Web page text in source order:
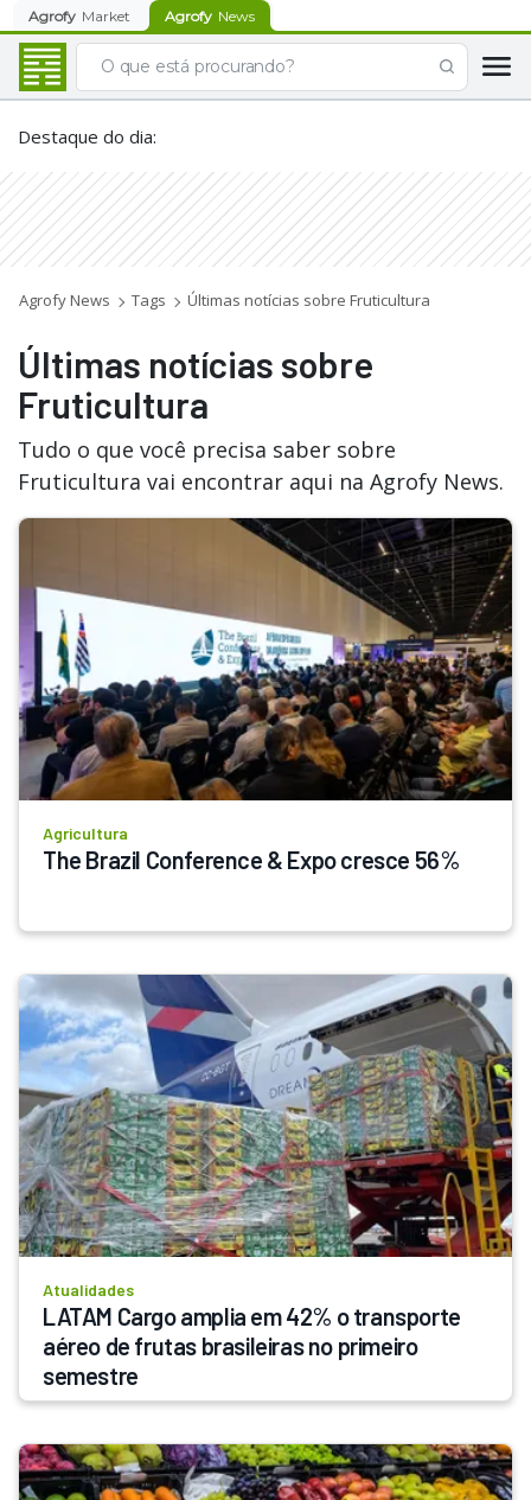
Agrofy Market Agrofy News
Destaque do dia:
Agrofy News Tags Últimas notícias sobre Fruticultura
Últimas notícias sobre
Fruticultura
Tudo o que você precisa saber sobre
Fruticultura vai encontrar aqui na Agrofy News.
Agricultura
The Brazil Conference & Expo cresce 56%
Atualidades
LATAM Cargo amplia em 42% o transporte
aéreo de frutas brasileiras no primeiro
semestre